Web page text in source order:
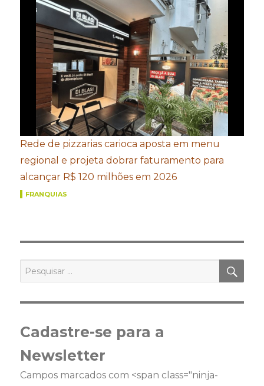
Rede de pizzarias carioca aposta em menu
regional e projeta dobrar faturamento para
alcançar R$ 120 milhões em 2026
FRANQUIAS
por:
Cadastre-se para a
Newsletter
Campos marcados com <span class="ninja-